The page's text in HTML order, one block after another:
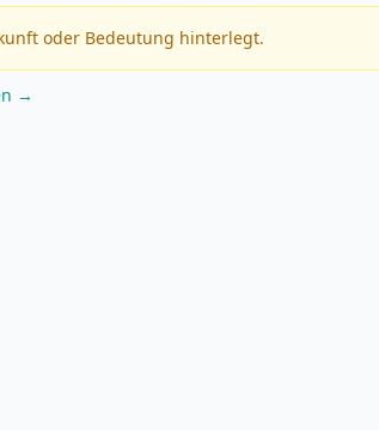
oder Bedeutung hinterlegt.
→